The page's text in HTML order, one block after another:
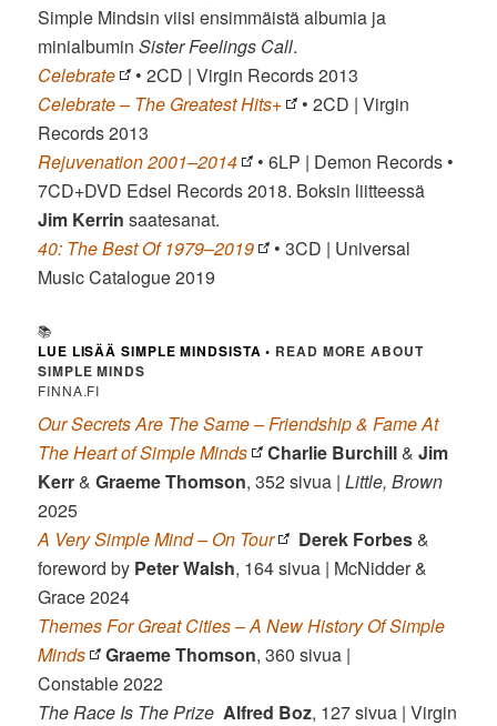
Simple Mindsin viisi ensimmäistä albumia ja
minialbuminSister Feelings Call.
Celebrate
• 2CD | Virgin Records 2013
Celebrate – The Greatest Hits+
• 2CD | Virgin
Records 2013
Rejuvenation 2001–2014
• 6LP | Demon Records •
7CD+DVD Edsel Records 2018. Boksin liitteessä
Jim Kerrin saatesanat.
40: The Best Of 1979–2019
• 3CD | Universal
Music Catalogue 2019
📚
LUE LISÄÄ SIMPLE MINDSISTA • READ MORE ABOUT
SIMPLE MINDS
FINNA.FI
Our Secrets Are The Same – Friendship & Fame At
The Heart of Simple Minds
Charlie Burchill&Jim
Kerr&Graeme Thomson, 352 sivua |Little, Brown
2025
A Very Simple Mind – On Tour
Derek Forbes&
foreword by Peter Walsh, 164 sivua | McNidder &
Grace 2024
Themes For Great Cities – A New History Of Simple
Minds
Graeme Thomson, 360 sivua |
Constable 2022
The Race Is The Prize Alfred Boz, 127 sivua | Virgin